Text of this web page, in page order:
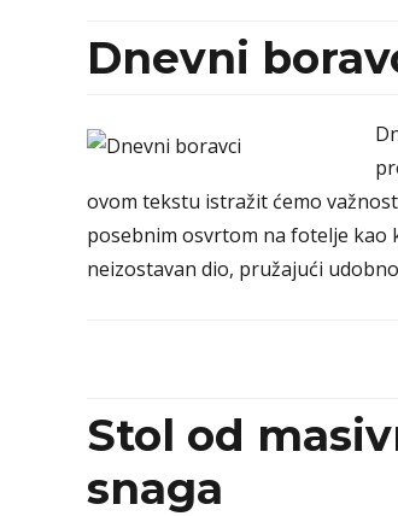
Dnevni
ovom tekstu istražit ćemo
posebnim osvrtom na fotelje kao
neizostavan dio, pružajući
Stol od
snaga